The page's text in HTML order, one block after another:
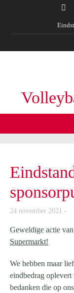
24 november 2021
Geweldige actie van
Supermarkt!
We hebben maar
eindbedrag
bedanken die op